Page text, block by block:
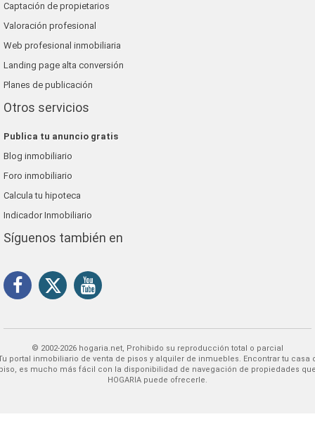
Captación de propietarios
Valoración profesional
Web profesional inmobiliaria
Landing page alta conversión
Planes de publicación
Otros servicios
Publica tu anuncio gratis
Blog inmobiliario
Foro inmobiliario
Calcula tu hipoteca
Indicador Inmobiliario
Síguenos también en
© 2002-2026 hogaria.net, Prohibido su reproducción total o parcial
Encontrar tu casa o
es mucho más fácil con la disponibilidad de navegación de propiedades
HOGARIA puede ofrecerle.